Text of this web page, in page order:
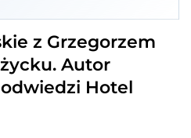
z Grzegorzem
Autor
odwiedzi Hotel